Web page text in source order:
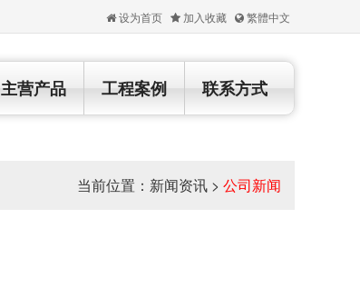
设为首页 加入收藏 繁體中文
联系方式
工程案例
主营产品
当前位置： 新闻资讯 > 公司新闻